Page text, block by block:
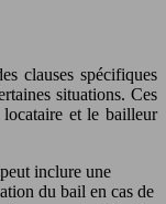
clauses spécifiques
situations. Ces
locataire et le bailleur
inclure une
du bail en cas de